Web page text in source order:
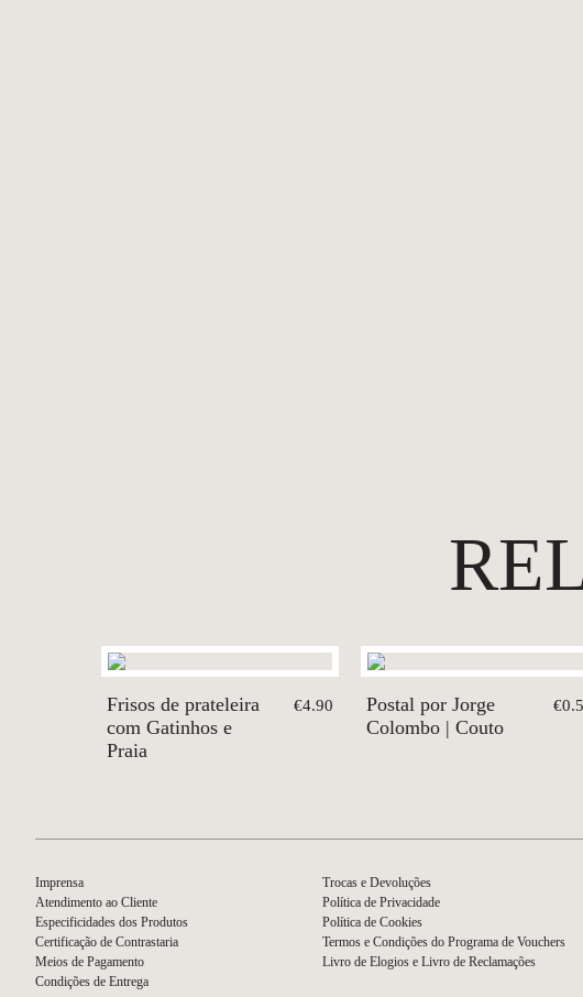
Frisos de prateleira
com Gatinhos e
Praia
€4.90
Postal por Jorge
Colombo | Couto
Imprensa
Atendimento ao Cliente
Especificidades dos Produtos
Certificação de Contrastaria
Meios de Pagamento
Condições de Entrega
Trocas e Devoluções
Política de Privacidade
Política de Cookies
Termos e Condições do Programa de Vouchers
Livro de Elogios e Livro de Reclamações